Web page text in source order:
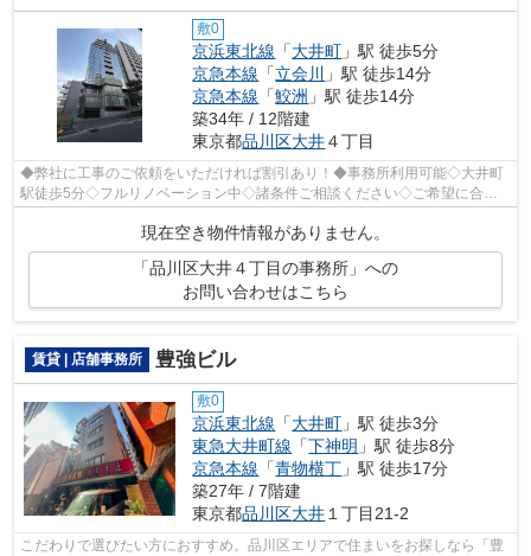
敷0
京浜東北線 「大井町 」駅 徒歩5分
京急本線 「立会川
」駅 徒歩14分
京急本線 「鮫洲 」駅 徒歩14分
築34年 / 12階建
東京都品川区大井４丁目
◆弊社に工事のご依頼をいただければ割引あり！◆事務所利用可能◇大井町
駅徒歩5分◇フルリノベーション中◇諸条件ご相談ください◇ご希望に合わ
せて物件のご提案が可能です◇お気軽にお問い...
現在空き物件情報がありません。
「品川区大井４丁目の事務所」への
お問い合わせはこちら
賃貸 | 店舗事務所 豊強ビル
敷0
京浜東北線 「大井町 」駅 徒歩3分
東急大井町線 「下神明 」駅 徒歩8分
京急本線 「青物横丁 」駅 徒歩17分
築27年 / 7階建
東京都品川区大井１丁目21-2
こだわりで選びたい方におすすめ。品川区エリアで住まいをお探しなら「豊